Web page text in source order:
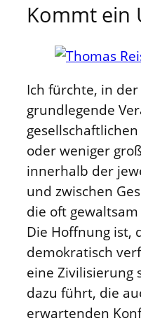
Kommt ein
Ich fürchte, in
grundlegende
oder weniger
innerhalb der
und zwischen
die oft
Die Hoffnung ist,
demokratisch
eine Zivilisierung
dazu führt, die
erwartenden